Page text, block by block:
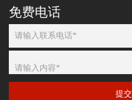
免费电话
提